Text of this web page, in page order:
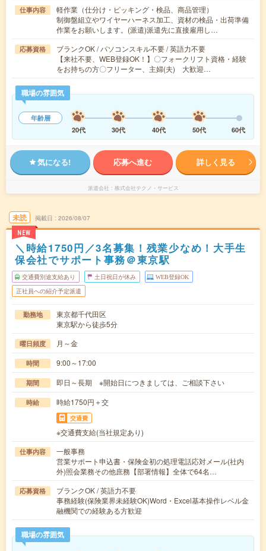
仕事内容
軽作業（仕分け・ピッキング・検品、商品管理）
制御盤組立やワイヤーハーネス加工、資材の検品・出荷準備
作業をお願いします。(派遣)派遣先に直接雇用し…
応募資格
ブランクOK / パソコンスキル不要 / 英語力不要
【来社不要、WEB登録OK！】〇フォークリフト資格・経験
をお持ちの方〇フリーター、主婦(夫) 大歓迎…
職場の雰囲気
年齢層
20代
30代 40代 50代 60代
気になる! 応募へ進む 詳しく見る
派遣会社 株式会社テクノ・サービス
未読
NEW
掲載日 2026/08/07
＼時給1750円／3名募集！残業少なめ！大手生
保会社でサポート事務＠東京駅
交通費別途支給あり 土日祝日が休み WEB登録OK
正社員への紹介予定派遣
勤務地
東京都千代田区
東京駅から徒歩5分
曜日頻度 月～金
時間 9:00～17:00
期間 即日～長期 ※開始日につきましては、ご相談下さい
時給 時給1750円＋交
交通費
※交通費支給(当社規定あり)
仕事内容
一般事務
営業サポート申込書・保険金初の処理電話応対メール(社内
外)照会業務その他庶務【部署情報】全体で64名…
応募資格
ブランクOK / 英語力不要
事務経験(保険業界未経験OK)Word・Excel基本操作レベル金
融機関での経験ある方歓迎
職場の雰囲気